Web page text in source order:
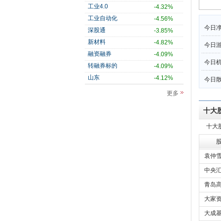
工业4.0
-4.32%
工业自动化
-4.56%
深股通
-3.85%
新材料
-4.82%
融资融券
-4.09%
转融券标的
-4.09%
山东
-4.12%
更多
今日
今日
今日
今日
十大
十大
袁仲
中央
青岛
大家
大成